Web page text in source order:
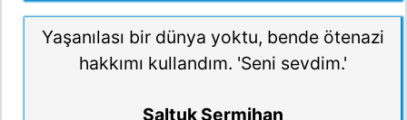
Yaşanılası bir dünya yoktu, bende ötenazi
hakkımı kullandım. 'Seni sevdim.'
Saltuk Sermihan